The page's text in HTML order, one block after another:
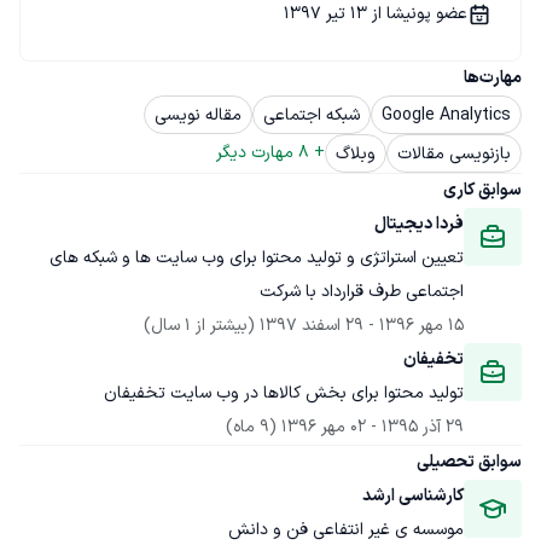
مهارت‌ها
Google Analytics
شبکه اجتماعی
مقاله نویسی
بازنویسی مقالات
وبلاگ +
8 مهارت دیگر
سوابق کاری
فردا دیجیتال
تعیین استراتژی و تولید محتوا برای وب سایت ها و شبکه های
اجتماعی طرف قرارداد با شرکت
15 مهر 1396
- 29 اسفند 1397
(بیشتر از 1 سال)
تخفیفان
تولید محتوا برای بخش کالاها در وب سایت تخفیفان
29 آذر 1395
- 02 مهر 1396
(9 ماه)
سوابق تحصیلی
کارشناسی ارشد
موسسه ی غیر انتفاعی فن و دانش
عضو پونیشا از 13 تیر 1397